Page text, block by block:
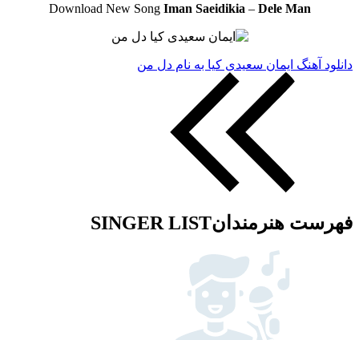
Download New Song Iman Saeidikia – Dele Man
دانلود آهنگ ایمان سعیدی کیا به نام دل من
فهرست هنرمندانSINGER LIST